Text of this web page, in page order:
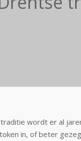
wordt er al
in, of beter